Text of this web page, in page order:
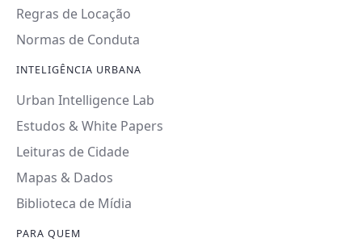
Regras de Locação
Normas de Conduta
INTELIGÊNCIA URBANA
Urban Intelligence Lab
Estudos & White Papers
Leituras de Cidade
Mapas & Dados
Biblioteca de Mídia
PARA QUEM